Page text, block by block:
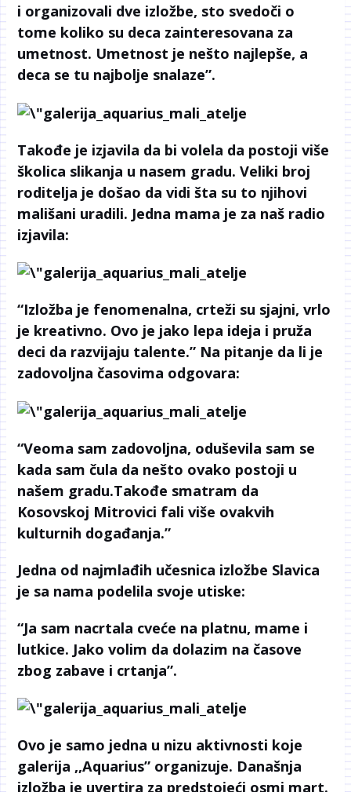
i organizovali dve izložbe, sto svedoči o
tome koliko su deca zainteresovana za
umetnost. Umetnost je nešto najlepše, a
deca se tu najbolje snalaze”.
Takođe je izjavila da bi volela da postoji više
školica slikanja u nasem gradu. Veliki broj
roditelja je došao da vidi šta su to njihovi
mališani uradili. Jedna mama je za naš radio
izjavila:
“Izložba je fenomenalna, crteži su sjajni, vrlo
je kreativno. Ovo je jako lepa ideja i pruža
deci da razvijaju talente.” Na pitanje da li je
zadovoljna časovima odgovara:
“Veoma sam zadovoljna, oduševila sam se
kada sam čula da nešto ovako postoji u
našem gradu.Takođe smatram da
Kosovskoj Mitrovici fali više ovakvih
kulturnih događanja.”
Jedna od najmlađih učesnica izložbe Slavica
je sa nama podelila svoje utiske:
“Ja sam nacrtala cveće na platnu, mame i
lutkice. Jako volim da dolazim na časove
zbog zabave i crtanja”.
Ovo je samo jedna u nizu aktivnosti koje
galerija ,,Aquarius” organizuje. Današnja
izložba je uvertira za predstojeći osmi mart.